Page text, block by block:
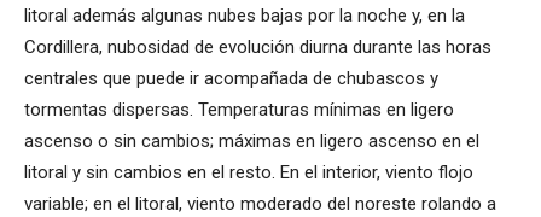
litoral además algunas nubes bajas por la noche y, en la
Cordillera, nubosidad de evolución diurna durante las horas
centrales que puede ir acompañada de chubascos y
tormentas dispersas. Temperaturas mínimas en ligero
ascenso o sin cambios; máximas en ligero ascenso en el
litoral y sin cambios en el resto. En el interior, viento flojo
variable; en el litoral, viento moderado del noreste rolando a